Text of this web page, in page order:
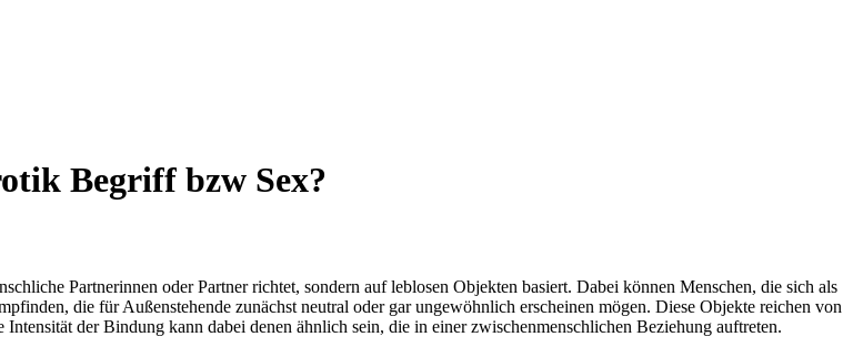
Begriff bzw Sex?
Partnerinnen oder Partner richtet, sondern auf leblosen Objekten basiert. Dabei können Menschen, die sich als
die für Außenstehende zunächst neutral oder gar ungewöhnlich erscheinen mögen. Diese Objekte reichen von
der Bindung kann dabei denen ähnlich sein, die in einer zwischenmenschlichen Beziehung auftreten.